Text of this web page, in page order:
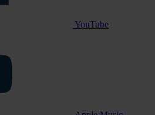
YouTube